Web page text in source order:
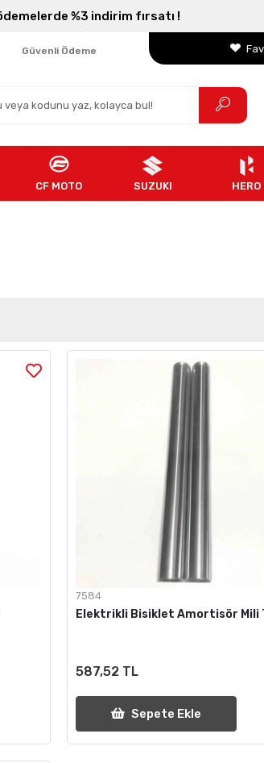
%3 indirim fırsatı !
Parçanızın Online Adresi
Güvenli Ödeme
CF MOTO SUZUKI HERO
7584
Elektrikli Bisiklet Amortisör Mili
587,52 TL
Sepete Ekle